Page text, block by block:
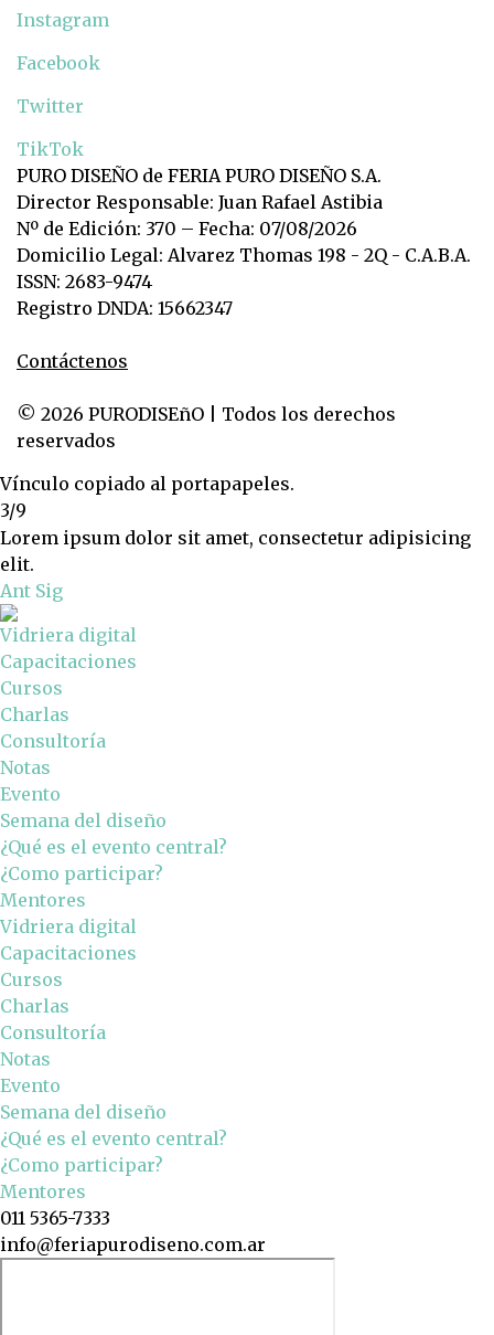
Instagram
Facebook
Twitter
TikTok
PURO DISEÑO de FERIA PURO DISEÑO S.A.
Director Responsable: Juan Rafael Astibia
Nº de Edición: 370 – Fecha: 07/08/2026
Domicilio Legal: Alvarez Thomas 198 - 2Q - C.A.B.A.
ISSN: 2683-9474
Registro DNDA: 15662347
Contáctenos
© 2026 PURODISEñO | Todos los derechos
reservados
Vínculo copiado al portapapeles.
3/9
Lorem ipsum dolor sit amet, consectetur adipisicing
elit.
Ant Sig
Vidriera digital
Capacitaciones
Cursos
Charlas
Consultoría
Notas
Evento
Semana del diseño
¿Qué es el evento central?
¿Como participar?
Mentores
Vidriera digital
Capacitaciones
Cursos
Charlas
Consultoría
Notas
Evento
Semana del diseño
¿Qué es el evento central?
¿Como participar?
Mentores
011 5365-7333
info@feriapurodiseno.com.ar